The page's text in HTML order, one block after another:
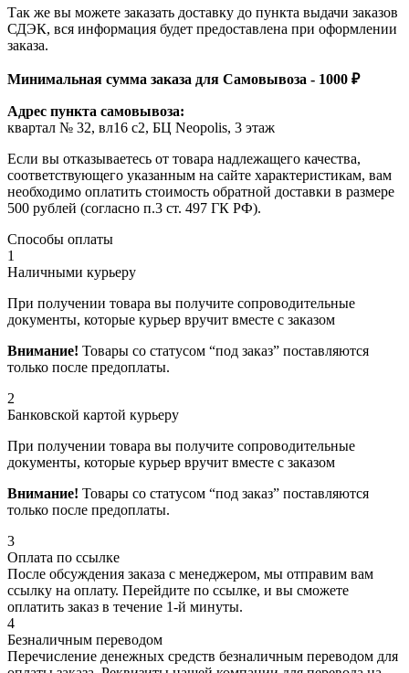
Так же вы можете заказать доставку до пункта выдачи заказов
СДЭК, вся информация будет предоставлена при оформлении
заказа.
Минимальная сумма заказа для Самовывоза - 1000 ₽
Адрес пункта самовывоза:
квартал № 32, вл16 с2, БЦ Neopolis, 3 этаж
Если вы отказываетесь от товара надлежащего качества,
соответствующего указанным на сайте характеристикам, вам
необходимо оплатить стоимость обратной доставки в размере
500 рублей (согласно п.3 ст. 497 ГК РФ).
Способы оплаты
1
Наличными курьеру
При получении товара вы получите сопроводительные
документы, которые курьер вручит вместе с заказом
Внимание! Товары со статусом “под заказ” поставляются
только после предоплаты.
2
Банковской картой курьеру
При получении товара вы получите сопроводительные
документы, которые курьер вручит вместе с заказом
Внимание! Товары со статусом “под заказ” поставляются
только после предоплаты.
3
Оплата по ссылке
После обсуждения заказа с менеджером, мы отправим вам
ссылку на оплату. Перейдите по ссылке, и вы сможете
оплатить заказ в течение 1-й минуты.
4
Безналичным переводом
Перечисление денежных средств безналичным переводом для